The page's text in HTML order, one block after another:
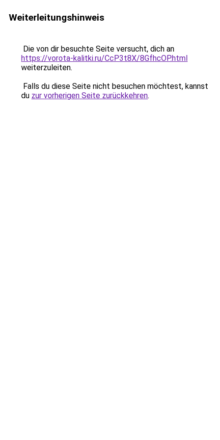
Weiterleitungshinweis
Die von dir besuchte Seite versucht, dich an
https://vorota-kalitki.ru/CcP3t8X/8GfhcOP.html
weiterzuleiten.
Falls du diese Seite nicht besuchen möchtest, kannst
du zur vorherigen Seite zurückkehren.